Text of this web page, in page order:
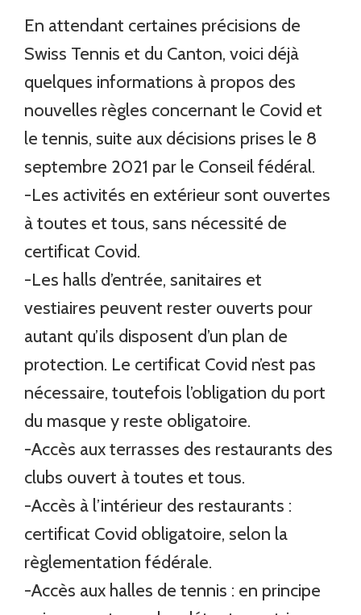
En attendant certaines précisions de
Swiss Tennis et du Canton, voici déjà
quelques informations à propos des
nouvelles règles concernant le Covid et
le tennis, suite aux décisions prises le 8
septembre 2021 par le Conseil fédéral.
-Les activités en extérieur sont ouvertes
à toutes et tous, sans nécessité de
certificat Covid.
-Les halls d’entrée, sanitaires et
vestiaires peuvent rester ouverts pour
autant qu’ils disposent d’un plan de
protection. Le certificat Covid n’est pas
nécessaire, toutefois l’obligation du port
du masque y reste obligatoire.
-Accès aux terrasses des restaurants des
clubs ouvert à toutes et tous.
-Accès à l’intérieur des restaurants :
certificat Covid obligatoire, selon la
règlementation fédérale.
-Accès aux halles de tennis : en principe